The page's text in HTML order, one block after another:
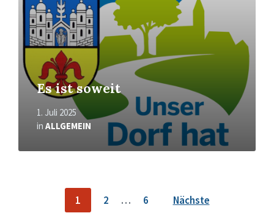
Es ist soweit
1. Juli 2025
in ALLGEMEIN
Seitennummerierung
1 2 … 6 Nächste